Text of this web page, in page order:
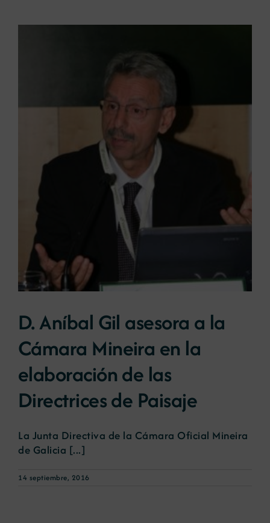
D. Aníbal Gil asesora a la
Cámara Mineira en la
elaboración de las
Directrices de Paisaje
La Junta Directiva de la Cámara Oficial Mineira
de Galicia [...]
14 septiembre, 2016